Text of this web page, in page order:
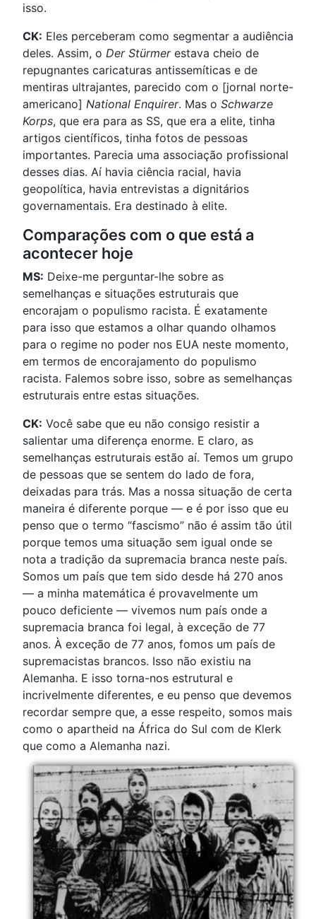
isso.
CK: Eles perceberam como segmentar a audiência
deles. Assim, o Der Stürmerestava cheio de
repugnantes caricaturas antissemíticas e de
mentiras ultrajantes, parecido com o [jornal norte-
americano] National Enquirer. Mas o Schwarze
Korps, que era para as SS, que era a elite, tinha
artigos científicos, tinha fotos de pessoas
importantes. Parecia uma associação profissional
desses dias. Aí havia ciência racial, havia
geopolítica, havia entrevistas a dignitários
governamentais. Era destinado à elite.
Comparações com o que está a
acontecer hoje
MS: Deixe-me perguntar-lhe sobre as
semelhanças e situações estruturais que
encorajam o populismo racista. É exatamente
para isso que estamos a olhar quando olhamos
para o regime no poder nos EUA neste momento,
em termos de encorajamento do populismo
racista. Falemos sobre isso, sobre as semelhanças
estruturais entre estas situações.
CK: Você sabe que eu não consigo resistir a
salientar uma diferença enorme. E claro, as
semelhanças estruturais estão aí. Temos um grupo
de pessoas que se sentem do lado de fora,
deixadas para trás. Mas a nossa situação de certa
maneira é diferente porque — e é por isso que eu
penso que o termo “fascismo” não é assim tão útil
porque temos uma situação sem igual onde se
nota a tradição da supremacia branca neste país.
Somos um país que tem sido desde há 270 anos
— a minha matemática é provavelmente um
pouco deficiente — vivemos num país onde a
supremacia branca foi legal, à exceção de 77
anos. À exceção de 77 anos, fomos um país de
supremacistas brancos. Isso não existiu na
Alemanha. E isso torna-nos estrutural e
incrivelmente diferentes, e eu penso que devemos
recordar sempre que, a esse respeito, somos mais
como o apartheid na África do Sul com de Klerk
que como a Alemanha nazi.